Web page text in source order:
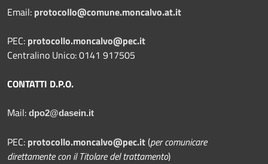
Email: protocollo@comune.moncalvo.at.it
PEC: protocollo.moncalvo@pec.it
Centralino Unico: 0141 917505
CONTATTI D.P.O.
Mail: dpo2@dasein.it
PEC: protocollo.moncalvo@pec.it(per comunicare
direttamente con il Titolare del trattamento)